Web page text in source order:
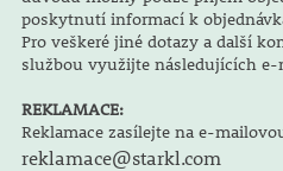
poskytnutí informací k
Pro veškeré jiné dotazy a další
službou využijte následujících
REKLAMACE:
Reklamace zasílejte na e-
reklamace@starkl.com